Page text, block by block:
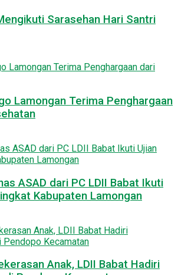
Sarasehan Hari Santri
Lamongan Terima Penghargaan
ASAD dari PC LDII Babat Ikuti
Kabupaten Lamongan
Anak, LDII Babat Hadiri